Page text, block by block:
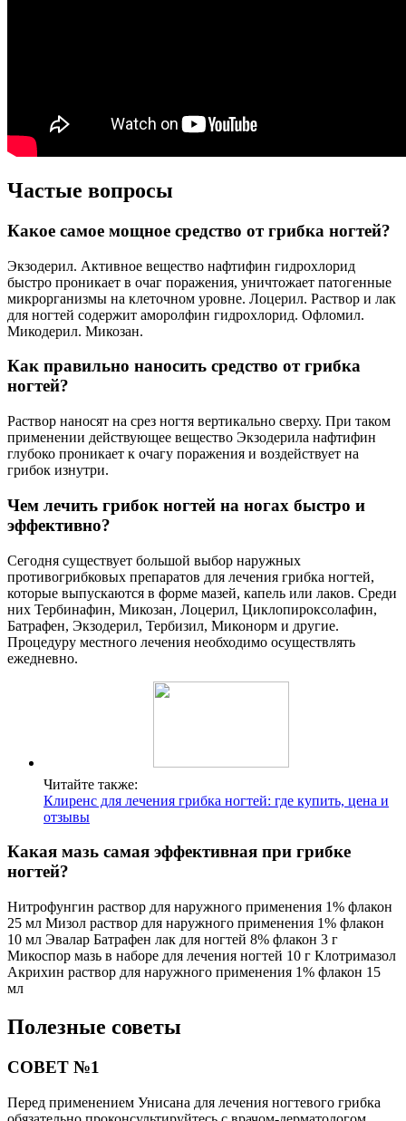
Частые вопросы
Какое самое мощное средство от грибка ногтей?
Экзодерил. Активное вещество нафтифин гидрохлорид
быстро проникает в очаг поражения, уничтожает патогенные
микрорганизмы на клеточном уровне. Лоцерил. Раствор и лак
для ногтей содержит аморолфин гидрохлорид. Офломил.
Микодерил. Микозан.
Как правильно наносить средство от грибка
ногтей?
Раствор наносят на срез ногтя вертикально сверху. При таком
применении действующее вещество Экзодерила нафтифин
глубоко проникает к очагу поражения и воздействует на
грибок изнутри.
Чем лечить грибок ногтей на ногах быстро и
эффективно?
Сегодня существует большой выбор наружных
противогрибковых препаратов для лечения грибка ногтей,
которые выпускаются в форме мазей, капель или лаков. Среди
них Тербинафин, Микозан, Лоцерил, Циклопироксолафин,
Батрафен, Экзодерил, Тербизил, Миконорм и другие.
Процедуру местного лечения необходимо осуществлять
ежедневно.
Читайте также:
Клиренс для лечения грибка ногтей: где купить, цена и
отзывы
Какая мазь самая эффективная при грибке
ногтей?
Нитрофунгин раствор для наружного применения 1% флакон
25 мл Мизол раствор для наружного применения 1% флакон
10 мл Эвалар Батрафен лак для ногтей 8% флакон 3 г
Микоспор мазь в наборе для лечения ногтей 10 г Клотримазол
Акрихин раствор для наружного применения 1% флакон 15
мл
Полезные советы
СОВЕТ №1
Перед применением Унисана для лечения ногтевого грибка